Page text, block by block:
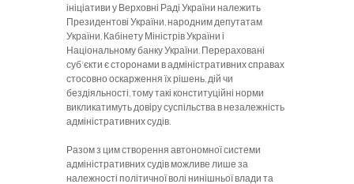
ініціативи у Верховні Раді України належить
Президентові України, народним депутатам
України, Кабінету Міністрів України і
Національному банку України. Перераховані
суб'єкти є сторонами в адміністративних справах
стосовно оскарження їх рішень, дій чи
бездіяльності, тому такі конституційні норми
викликатимуть довіру суспільства в незалежність
адміністративних судів.
Разом з цим створення автономної системи
адміністративних судів можливе лише за
належності політичної волі нинішньої влади та